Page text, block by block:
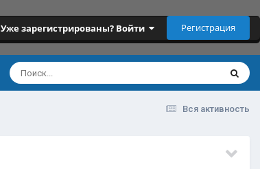
Уже зарегистрированы? Войти Регистрация
Вся активность